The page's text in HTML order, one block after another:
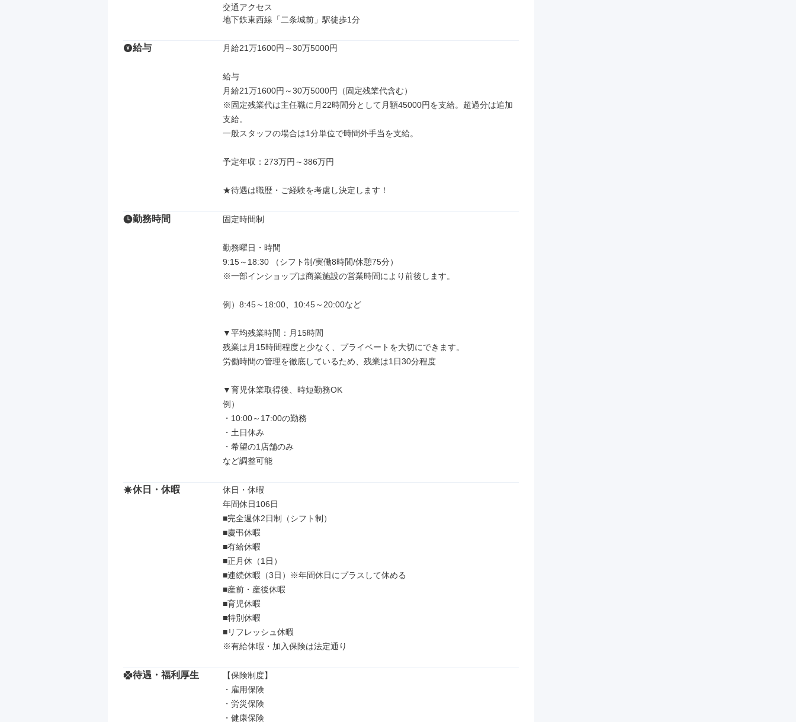
交通アクセス
地下鉄東西線「二条城前」駅徒歩1分
給与 月給21万1600円～30万5000円
給与
月給21万1600円～30万5000円（固定残業代含む）
※固定残業代は主任職に月22時間分として月額45000円を支給。超過分は追加
支給。
一般スタッフの場合は1分単位で時間外手当を支給。
予定年収：273万円～386万円
★待遇は職歴・ご経験を考慮し決定します！
勤務時間 固定時間制
勤務曜日・時間
9:15～18:30 （シフト制/実働8時間/休憩75分）
※一部インショップは商業施設の営業時間により前後します。
例）8:45～18:00、10:45～20:00など
▼平均残業時間：月15時間
残業は月15時間程度と少なく、プライベートを大切にできます。
労働時間の管理を徹底しているため、残業は1日30分程度
▼育児休業取得後、時短勤務OK
例）
・10:00～17:00の勤務
・土日休み
・希望の1店舗のみ
など調整可能
休日・休暇
休日・休暇
年間休日106日
■完全週休2日制（シフト制）
■慶弔休暇
■有給休暇
■正月休（1日）
■連続休暇（3日）※年間休日にプラスして休める
■産前・産後休暇
■育児休暇
■特別休暇
■リフレッシュ休暇
※有給休暇・加入保険は法定通り
待遇・福利厚生
【保険制度】
・雇用保険
・労災保険
・健康保険